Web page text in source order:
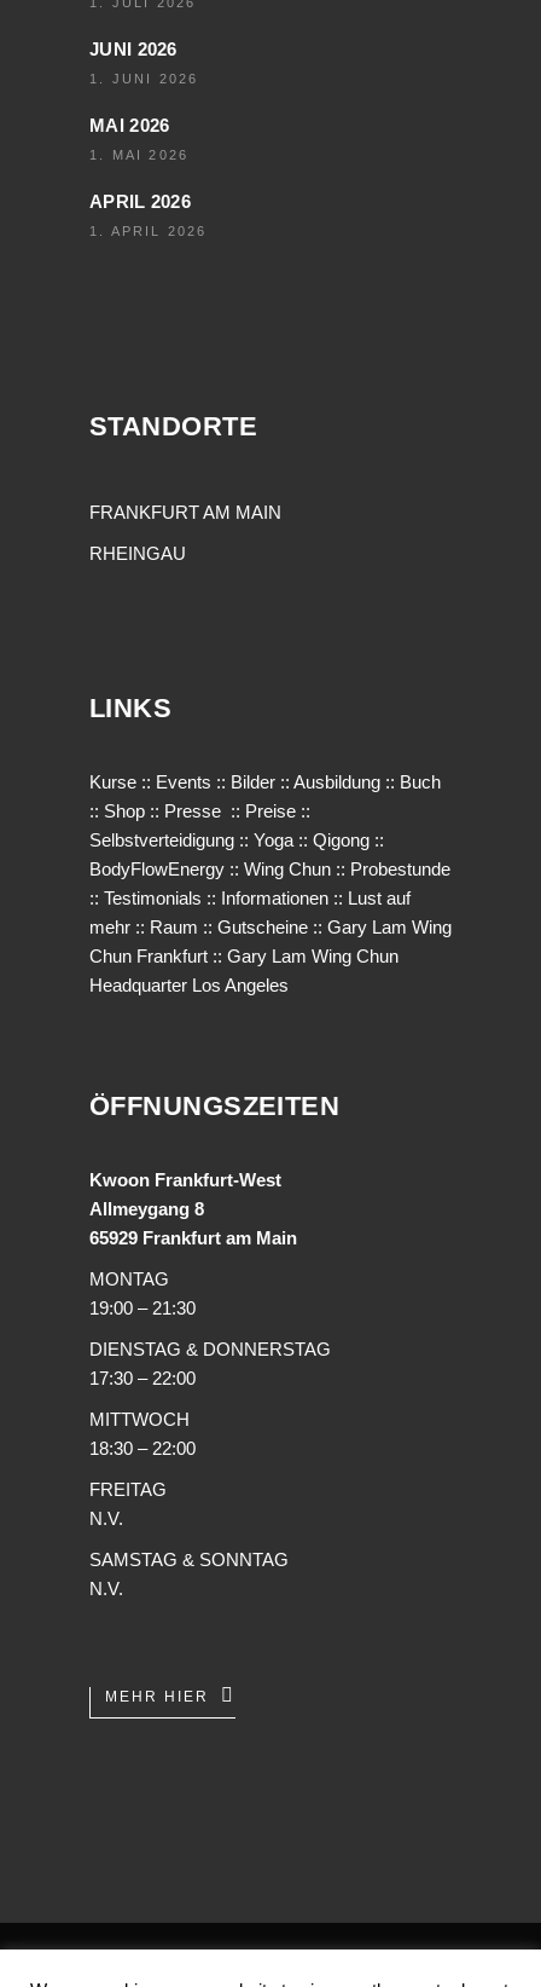
JUNI 2026
1. JUNI 2026
MAI 2026
1. MAI 2026
APRIL 2026
1. APRIL 2026
STANDORTE
FRANKFURT AM MAIN
RHEINGAU
LINKS
Kurse :: Events :: Bilder :: Ausbildung :: Buch
:: Shop :: Presse :: Preise ::
Selbstverteidigung :: Yoga :: Qigong ::
BodyFlowEnergy :: Wing Chun :: Probestunde
:: Testimonials :: Informationen :: Lust auf
mehr :: Raum :: Gutscheine :: Gary Lam Wing
Chun Frankfurt :: Gary Lam Wing Chun
Headquarter Los Angeles
ÖFFNUNGSZEITEN
Kwoon Frankfurt-West
Allmeygang 8
65929 Frankfurt am Main
MONTAG
19:00 – 21:30
DIENSTAG & DONNERSTAG
17:30 – 22:00
MITTWOCH
18:30 – 22:00
FREITAG
N.V.
SAMSTAG & SONNTAG
N.V.
MEHR HIER